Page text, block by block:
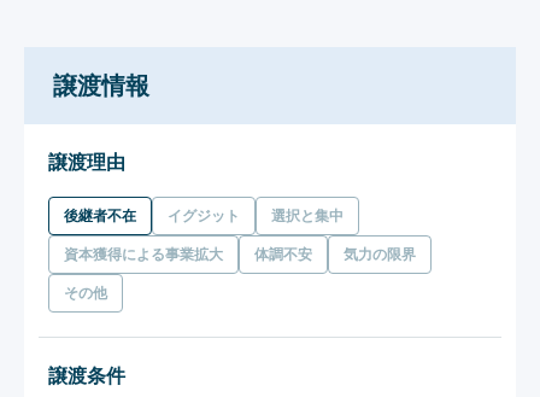
譲渡情報
譲渡理由
後継者不在 イグジット 選択と集中
資本獲得による事業拡大 体調不安 気力の限界
その他
譲渡条件